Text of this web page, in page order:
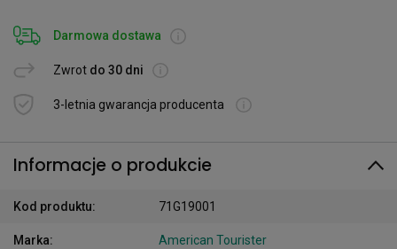
Darmowa dostawa
Zwrot do 30 dni
3-letnia gwarancja producenta
Informacje o produkcie
Kod produktu: 71G19001
Marka: American Tourister